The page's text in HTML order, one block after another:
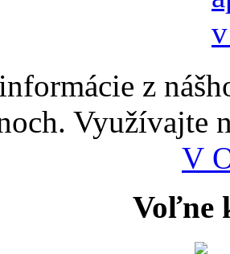
z
Využívajte
V
Voľne